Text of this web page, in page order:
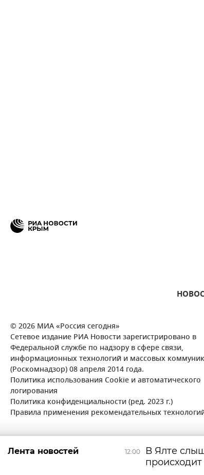
© 2026 МИА «Россия сегодня»
Сетевое издание РИА Новости зарегистрировано в
Федеральной службе по надзору в сфере связи,
информационных технологий и массовых
(Роскомнадзор) 08 апреля 2014 года.
Политика использования Cookie и автоматического
логирования
Политика конфиденциальности (ред. 2023 г.)
Правила применения рекомендательных
12:00
В Ялте
происходит
Лента новостей